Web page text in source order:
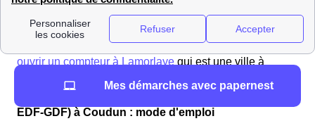
Faites une comparaison des informations entre Coudun
et les villes environnantes. Examinez la procédure pour
ouvrir un compteur à Lamorlaye qui est une ville à
proximité.
Ouverture de son compteur de gaz avec Engie (ex
EDF-GDF) à Coudun : mode d'emploi
Mes démarches avec papernest